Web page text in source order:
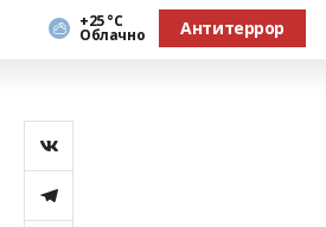
+25 °С
Облачно Антитеррор